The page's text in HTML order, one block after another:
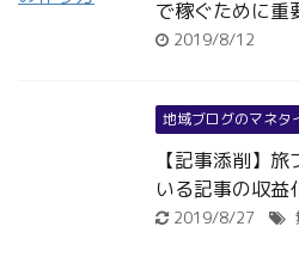
で稼ぐために重
2019/8/12
地域ブログのマネタ
【記事添削】
いる記事の収益
2019/8/27